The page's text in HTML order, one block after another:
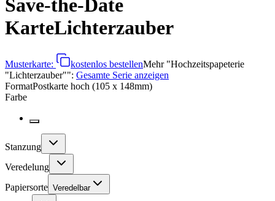
Save-the-Date
KarteLichterzauber
Musterkarte: kostenlos bestellenMehr"Hochzeitspapeterie
"Lichterzauber"": Gesamte Serie anzeigen
FormatPostkarte hoch (105 x 148mm)
Farbe
Stanzung
Veredelung
Papiersorte Veredelbar